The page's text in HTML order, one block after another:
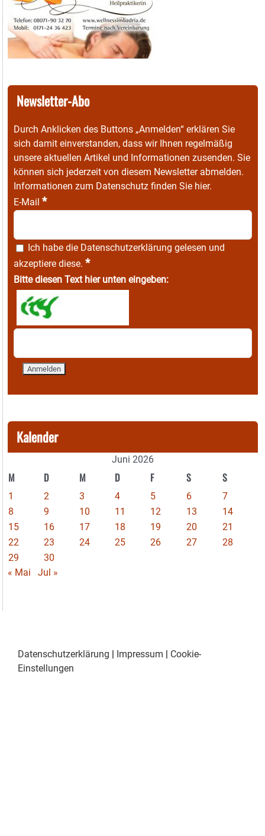
Newsletter-Abo
Durch Anklicken des Buttons „Anmelden“ erklären Sie
sich damit einverstanden, dass wir Ihnen regelmäßig
unsere aktuellen Artikel und Informationen zusenden. Sie
können sich jederzeit von diesem Newsletter abmelden.
Informationen zum Datenschutz finden Sie hier.
E-Mail *
Ich habe die Datenschutzerklärung gelesen und
akzeptiere diese. *
Bitte diesen Text hier unten eingeben:
Kalender
Juni 2026
M D M D F S S
1 2 3 4 5 6
7
8
9 10 11 12 13
14
15
16 17 18 19 20
21
22
23 24 25 26 27
28
29
30
« Mai
Jul »
Datenschutzerklärung Impressum
Cookie-
Einstellungen